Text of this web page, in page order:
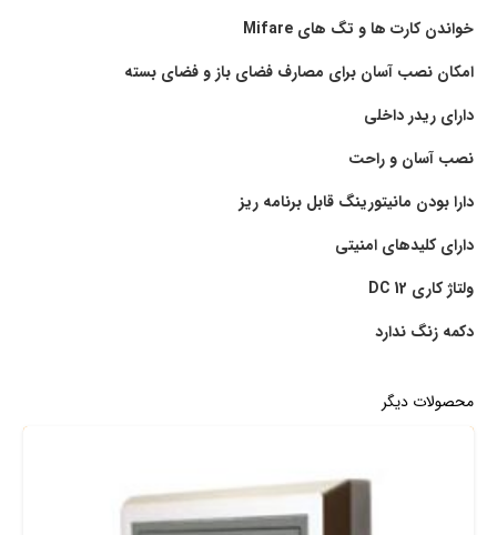
خواندن کارت ها و تگ های
امکان نصب آسان برای مصارف فضای باز و فضای بسته
دارای ریدر داخلی
نصب آسان و راحت
دارا بودن مانیتورینگ قابل برنامه ریز
دارای کلیدهای امنیتی
ولتاژ کاری 12
دکمه زنگ ندارد
محصولات دیگر